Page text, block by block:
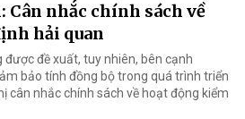
Cân nhắc chính sách về
hải quan
đề xuất, tuy nhiên, bên cạnh
bảo tính đồng bộ trong quá trình triển
cân nhắc chính sách về hoạt động kiểm